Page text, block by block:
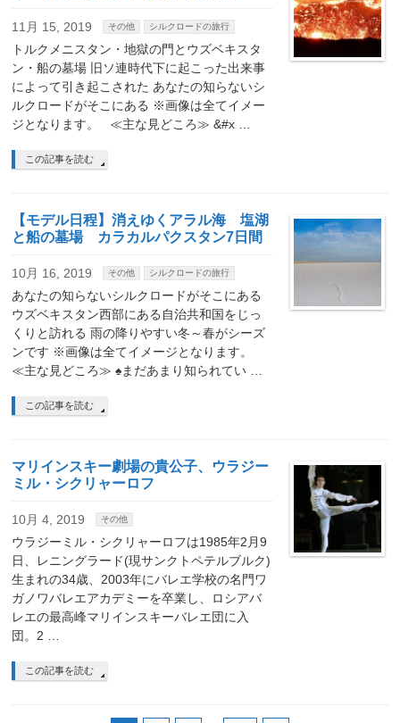
11月 15, 2019 その他 シルクロードの旅行
トルクメニスタン・地獄の門とウズベキスタ
ン・船の墓場 旧ソ連時代下に起こった出来事
によって引き起こされた あなたの知らないシ
ルクロードがそこにある ※画像は全てイメー
ジとなります。 ≪主な見どころ≫ &#x …
この記事を読む
【モデル日程】消えゆくアラル海 塩湖
と船の墓場 カラカルパクスタン7日間
10月 16, 2019 その他 シルクロードの旅行
あなたの知らないシルクロードがそこにある
ウズベキスタン西部にある自治共和国をじっ
くりと訪れる 雨の降りやすい冬～春がシーズ
ンです ※画像は全てイメージとなります。
≪主な見どころ≫ ♠まだあまり知られてい …
この記事を読む
マリインスキー劇場の貴公子、ウラジー
ミル・シクリャーロフ
10月 4, 2019 その他
ウラジーミル・シクリャーロフは1985年2月9
日、レニングラード(現サンクトペテルブルク)
生まれの34歳、2003年にバレエ学校の名門ワ
ガノワバレエアカデミーを卒業し、ロシアバ
レエの最高峰マリインスキーバレエ団に入
団。2 …
この記事を読む